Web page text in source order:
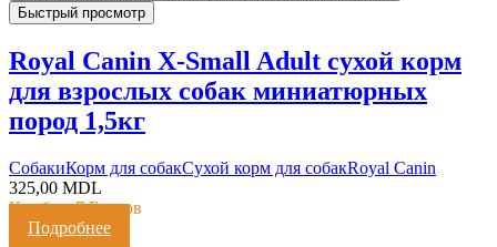
Быстрый просмотр
Royal Canin X-Small Adult сухой корм
для взрослых собак миниатюрных
пород 1,5кг
CобакиКорм для собакСухой корм для собакRoyal Canin
325,00 MDL
Кешбэк:7 Баллов
Подробнее